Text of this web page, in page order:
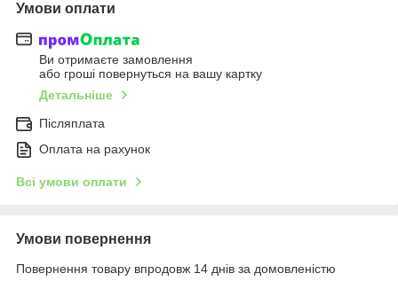
Умови оплати
Ви отримаєте замовлення
або гроші повернуться на вашу картку
Детальніше
Післяплата
Оплата на рахунок
Всі умови оплати
Умови повернення
Повернення товару впродовж 14 днів за домовленістю